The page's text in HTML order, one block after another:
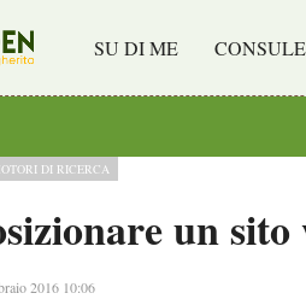
SU DI ME
un sito
DI RICERCA
2016 10:06